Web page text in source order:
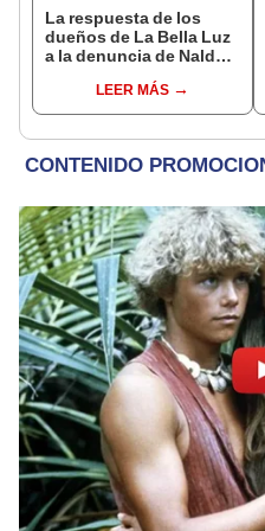
La respuesta de los
dueños de La Bella Luz
a la denuncia de Naldy
tocamientos indebidos:
"Tienes que superarlo"
LEER MÁS